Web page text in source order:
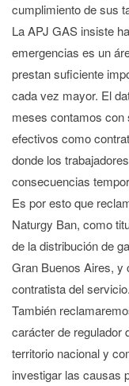
cumplimiento de sus
La APJ GAS insiste
emergencias es un
prestan suficiente
cada vez mayor. El
meses contamos con
efectivos como
donde los
consecuencias
Es por esto que
Naturgy Ban, como
de la distribución de
Gran Buenos Aires, y
contratista del servicio.
También
carácter de regulador
territorio nacional y
investigar las causas